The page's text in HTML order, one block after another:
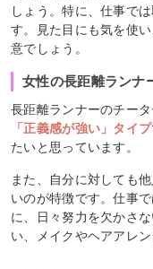
しょう。特に、仕事で
す。見た目にも気を使
意でしょう。
女性の長距離ランナ
長距離ランナーのチー
「正義感が強い」タイプ
たいと思っています。
また、自分に対しても
いのが特徴です。仕事
に、日々努力を欠かさ
い、メイクやヘアアレ